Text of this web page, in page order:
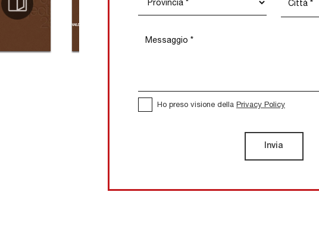
Ho preso visione della Privacy Policy
Invia